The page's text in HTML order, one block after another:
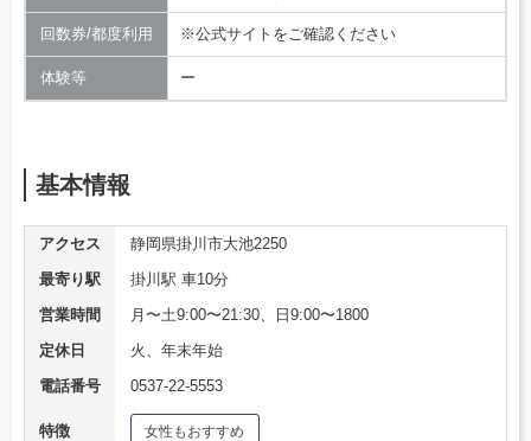
回数券/都度利用 ※公式サイトをご確認ください
体験等 ー
基本情報
アクセス
静岡県掛川市大池2250
最寄り駅
掛川駅 車10分
営業時間
月〜土9:00〜21:30、日9:00〜1800
定休日
火、年末年始
電話番号
0537-22-5553
特徴 女性もおすすめ